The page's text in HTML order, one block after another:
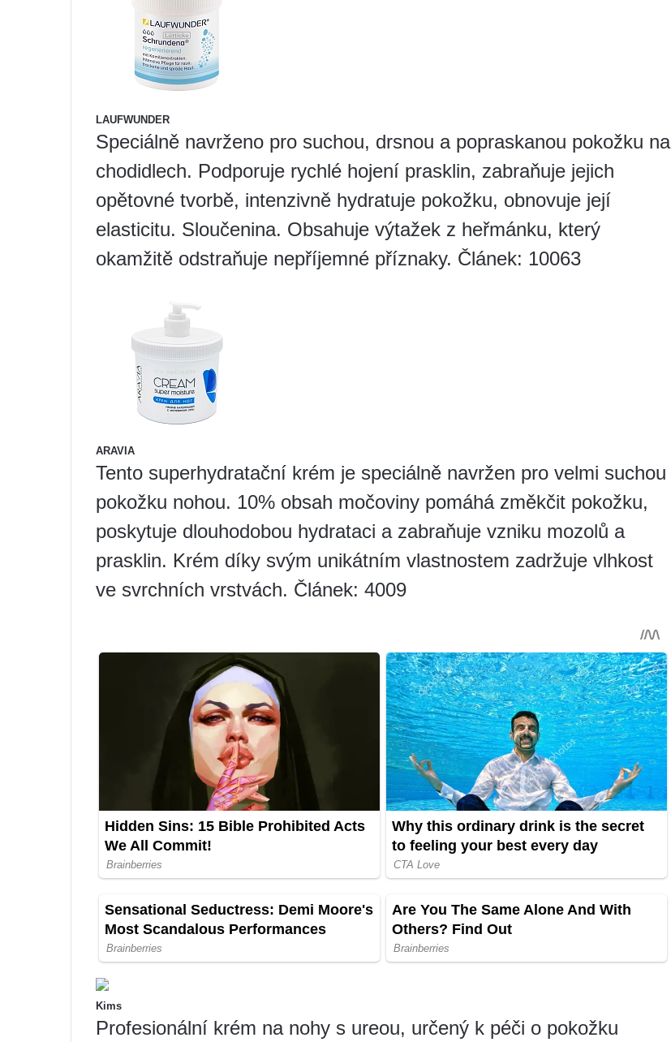
LAUFWUNDER
Speciálně navrženo pro suchou, drsnou a popraskanou pokožku na
chodidlech. Podporuje rychlé hojení prasklin, zabraňuje jejich
opětovné tvorbě, intenzivně hydratuje pokožku, obnovuje její
elasticitu. Sloučenina. Obsahuje výtažek z heřmánku, který
okamžitě odstraňuje nepříjemné příznaky. Článek: 10063
ARAVIA
Tento superhydratační krém je speciálně navržen pro velmi suchou
pokožku nohou. 10% obsah močoviny pomáhá změkčit pokožku,
poskytuje dlouhodobou hydrataci a zabraňuje vzniku mozolů a
prasklin. Krém díky svým unikátním vlastnostem zadržuje vlhkost
ve svrchních vrstvách. Článek: 4009
Kims
Profesionální krém na nohy s ureou, určený k péči o pokožku